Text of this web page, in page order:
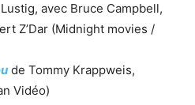
avec Bruce Campbell,
Z’Dar (Midnight movies /
de Tommy Krappweis,
Vidéo)